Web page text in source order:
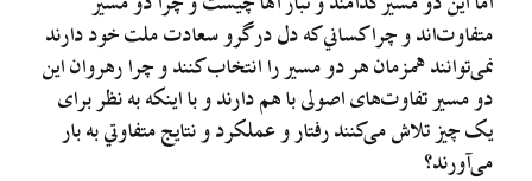
متفاوت‌اند و چرا کساني که دل در گرو سعادت ملت خود دارند
نمی‌توانند همزمان هر دو مسیر را انتخاب کنند و چرا رهروان این
دو مسیر تفاوت‌های اصولی با هم دارند و با اینکه به نظر برای
یک چیز تلاش می‌کنند رفتار و عملکرد و نتایج متفاوتي به بار
می‌آورند؟